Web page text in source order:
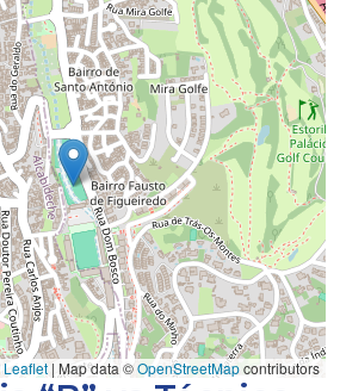
Leaflet | Map data ©OpenStreetMapcontributors